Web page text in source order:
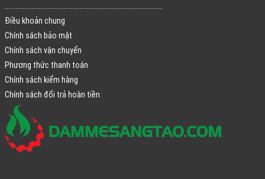
Điều khoản chung
Chính sách bảo mật
Chính sách vận chuyển
Phương thức thanh toán
Chính sách kiểm hàng
Chính sách đổi trả hoàn tiền